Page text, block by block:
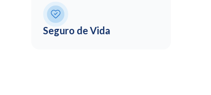
Seguro de Vida